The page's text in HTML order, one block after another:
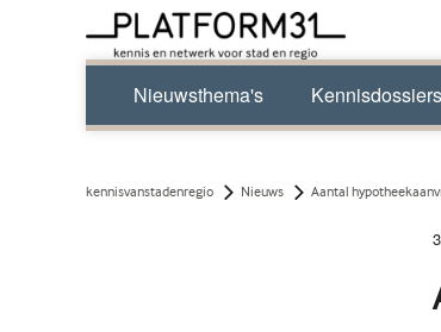
Nieuwsthema's Kennisdossiers
kennisvanstadenregio Nieuws Aantal